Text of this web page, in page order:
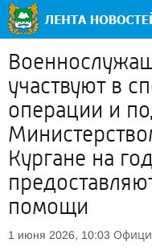
участвуют в
операции и
Кургане на
помощи
1 июня 2026, 10:03